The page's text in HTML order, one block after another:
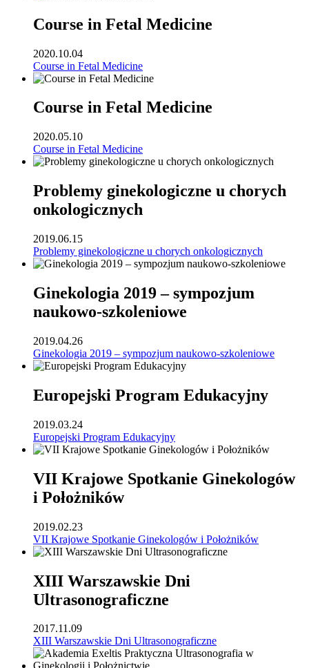
Course in Fetal Medicine
2020.10.04
Course in Fetal Medicine
Course in Fetal Medicine
2020.05.10
Course in Fetal Medicine
Problemy ginekologiczne u chorych
onkologicznych
2019.06.15
Problemy ginekologiczne u chorych onkologicznych
Ginekologia 2019 – sympozjum
naukowo-szkoleniowe
2019.04.26
Ginekologia 2019 – sympozjum naukowo-szkoleniowe
Europejski Program Edukacyjny
2019.03.24
Europejski Program Edukacyjny
VII Krajowe Spotkanie Ginekologów
i Położników
2019.02.23
VII Krajowe Spotkanie Ginekologów i Położników
XIII Warszawskie Dni
Ultrasonograficzne
2017.11.09
XIII Warszawskie Dni Ultrasonograficzne